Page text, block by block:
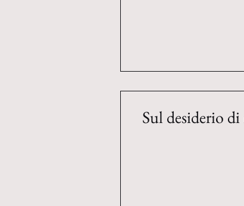
Sul desiderio